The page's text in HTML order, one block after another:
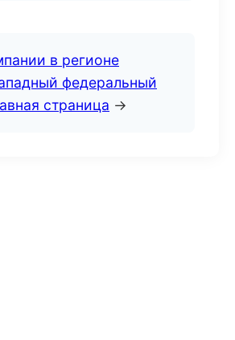
в регионе
федеральный
страница →